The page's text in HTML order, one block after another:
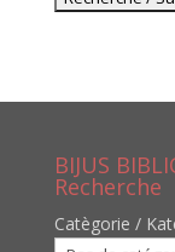
BIJUS
Recherche
Catègorie /